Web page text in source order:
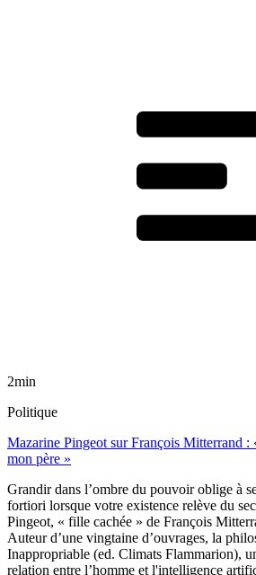
2min
Politique
Mazarine Pingeot sur François Mitterrand :
mon père »
Grandir dans l’ombre du pouvoir oblige à
fortiori lorsque votre existence relève du
Pingeot, « fille cachée » de François
Auteur d’une vingtaine d’ouvrages, la
Inappropriable (ed. Climats Flammarion),
relation entre l’homme et l'intelligence